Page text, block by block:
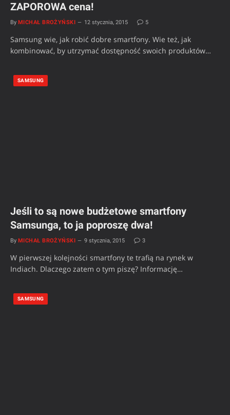
ZAPOROWA cena!
By MICHAŁ BROŻYŃSKI 12 stycznia, 2015 5
Samsung wie, jak robić dobre smartfony. Wie też, jak
kombinować, by utrzymać dostępność swoich produktów…
SAMSUNG
Jeśli to są nowe budżetowe smartfony
Samsunga, to ja poproszę dwa!
By MICHAŁ BROŻYŃSKI 9 stycznia, 2015 3
W pierwszej kolejności smartfony te trafią na rynek w
Indiach. Dlaczego zatem o tym piszę? Informację…
SAMSUNG